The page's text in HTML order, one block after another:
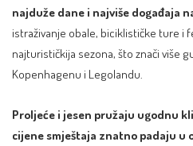
najduže dane i najviše događaja
istraživanje obale, biciklističke ture i
najturističkija sezona, što znači više
Kopenhagenu i Legolandu.
Proljeće i jesen pružaju ugodnu
cijene smještaja znatno padaju u